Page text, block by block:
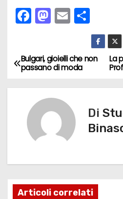
F
a
e
o
o
M
a
o
o
n
E
m
l
C
o
n
di
di
N
a
a
z
La
Bulgari, gioielli che non
passano di moda
Di
Articoli correlati